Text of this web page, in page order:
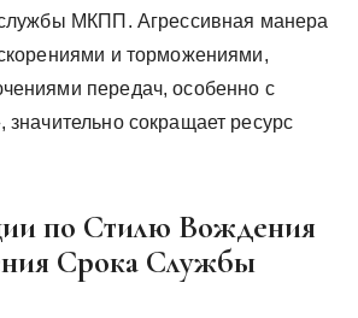
МКПП. Агрессивная манера
и торможениями,
передач, особенно с
значительно сокращает ресурс
по Стилю Вождения
Срока Службы